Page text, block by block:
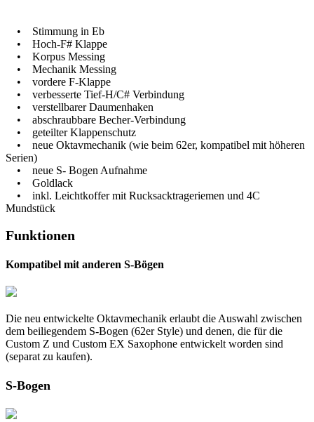
• Stimmung in Eb
• Hoch-F# Klappe
• Korpus Messing
• Mechanik Messing
• vordere F-Klappe
• verbesserte Tief-H/C# Verbindung
• verstellbarer Daumenhaken
• abschraubbare Becher-Verbindung
• geteilter Klappenschutz
• neue Oktavmechanik (wie beim 62er, kompatibel mit höheren
Serien)
• neue S- Bogen Aufnahme
• Goldlack
• inkl. Leichtkoffer mit Rucksacktrageriemen und 4C
Mundstück
Funktionen
Kompatibel mit anderen S-Bögen
Die neu entwickelte Oktavmechanik erlaubt die Auswahl zwischen
dem beiliegendem S-Bogen (62er Style) und denen, die für die
Custom Z und Custom EX Saxophone entwickelt worden sind
(separat zu kaufen).
S-Bogen